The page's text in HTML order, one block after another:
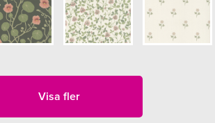
Visa fler